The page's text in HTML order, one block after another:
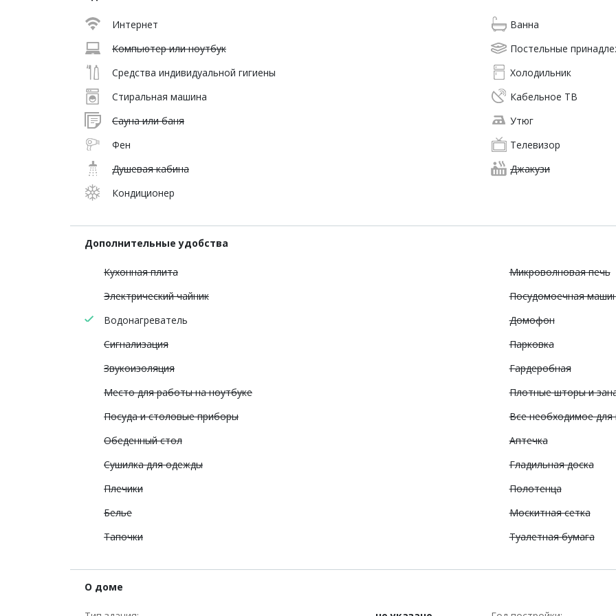
Интернет
Ванна
Компьютер или ноутбук
Постельные
Средства индивидуальной гигиены
Холодильник
Стиральная машина
Кабельное ТВ
Сауна или баня
Утюг
Фен
Телевизор
Душевая кабина
Джакузи
Кондиционер
Дополнительные удобства
Кухонная плита
Микроволновая печь
Электрический чайник
Посудомоечная
Водонагреватель
Домофон
Сигнализация
Парковка
Звукоизоляция
Гардеробная
Место для работы на ноутбуке
Плотные шторы и
Посуда и столовые приборы
Все необходимое для
Обеденный стол
Аптечка
Сушилка для одежды
Гладильная доска
Плечики
Полотенца
Белье
Москитная сетка
Тапочки
Туалетная бумага
О доме